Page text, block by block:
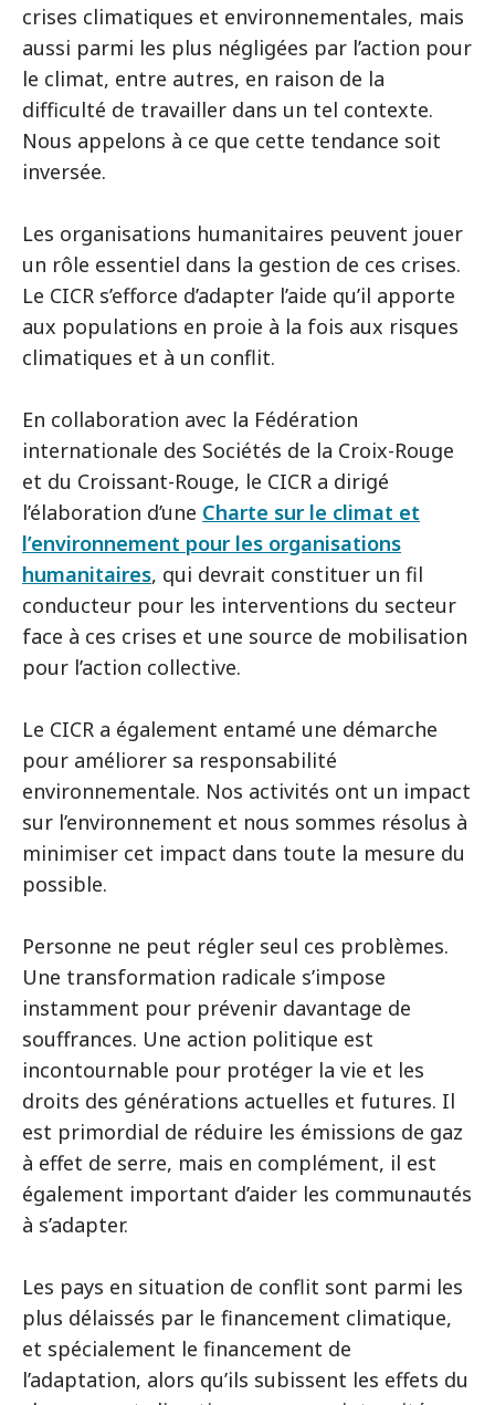
crises climatiques et environnementales, mais
aussi parmi les plus négligées par l’action pour
le climat, entre autres, en raison de la
difficulté de travailler dans un tel contexte.
Nous appelons à ce que cette tendance soit
inversée.
Les organisations humanitaires peuvent jouer
un rôle essentiel dans la gestion de ces crises.
Le CICR s’efforce d’adapter l’aide qu’il apporte
aux populations en proie à la fois aux risques
climatiques et à un conflit.
En collaboration avec la Fédération
internationale des Sociétés de la Croix-Rouge
et du Croissant-Rouge, le CICR a dirigé
l’élaboration d’une Charte sur le climat et
l’environnement pour les organisations
humanitaires, qui devrait constituer un fil
conducteur pour les interventions du secteur
face à ces crises et une source de mobilisation
pour l’action collective.
Le CICR a également entamé une démarche
pour améliorer sa responsabilité
environnementale. Nos activités ont un impact
sur l’environnement et nous sommes résolus à
minimiser cet impact dans toute la mesure du
possible.
Personne ne peut régler seul ces problèmes.
Une transformation radicale s’impose
instamment pour prévenir davantage de
souffrances. Une action politique est
incontournable pour protéger la vie et les
droits des générations actuelles et futures. Il
est primordial de réduire les émissions de gaz
à effet de serre, mais en complément, il est
également important d’aider les communautés
à s’adapter.
Les pays en situation de conflit sont parmi les
plus délaissés par le financement climatique,
et spécialement le financement de
l’adaptation, alors qu’ils subissent les effets du